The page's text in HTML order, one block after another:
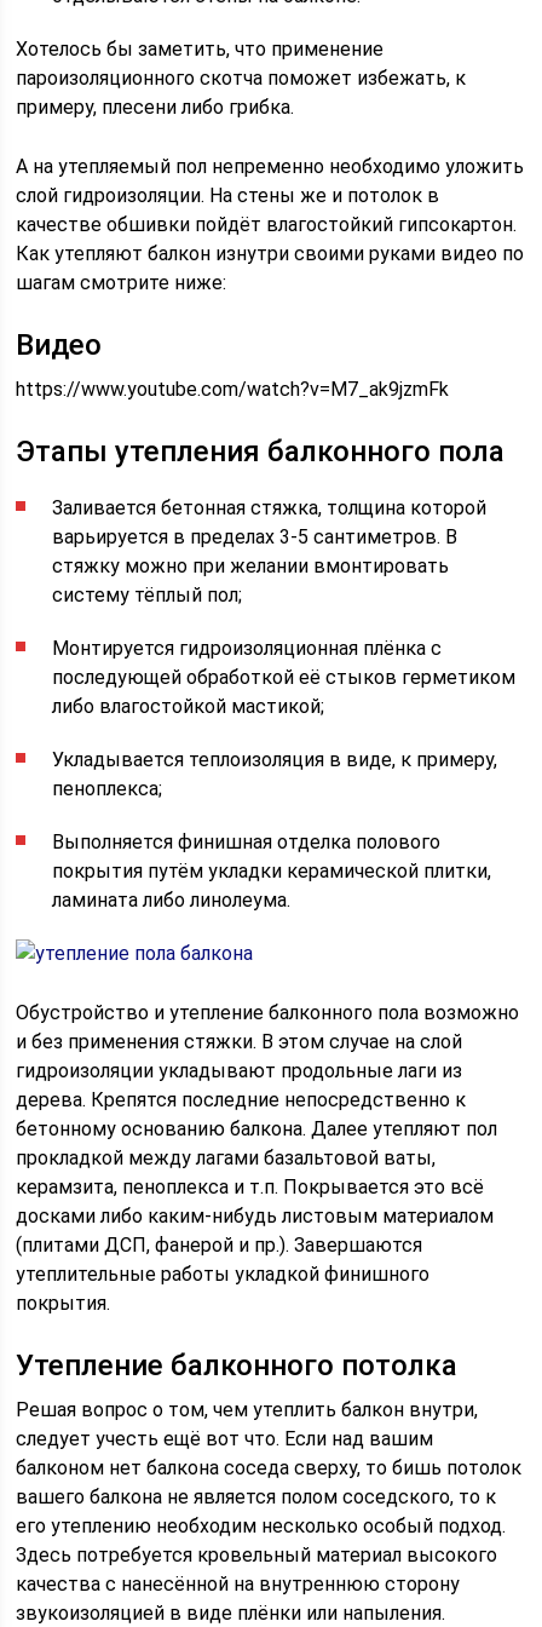
Хотелось бы заметить, что применение
пароизоляционного скотча поможет избежать, к
примеру, плесени либо грибка.
А на утепляемый пол непременно необходимо уложить
слой гидроизоляции. На стены же и потолок в
качестве обшивки пойдёт влагостойкий гипсокартон.
Как утепляют балкон изнутри своими руками видео по
шагам смотрите ниже:
Видео
https://www.youtube.com/watch?v=M7_ak9jzmFk
Этапы утепления балконного пола
Заливается бетонная стяжка, толщина которой
варьируется в пределах 3-5 сантиметров. В
стяжку можно при желании вмонтировать
систему тёплый пол;
Монтируется гидроизоляционная плёнка с
последующей обработкой её стыков герметиком
либо влагостойкой мастикой;
Укладывается теплоизоляция в виде, к примеру,
пеноплекса;
Выполняется финишная отделка полового
покрытия путём укладки керамической плитки,
ламината либо линолеума.
Обустройство и утепление балконного пола возможно
и без применения стяжки. В этом случае на слой
гидроизоляции укладывают продольные лаги из
дерева. Крепятся последние непосредственно к
бетонному основанию балкона. Далее утепляют пол
прокладкой между лагами базальтовой ваты,
керамзита, пеноплекса и т.п. Покрывается это всё
досками либо каким-нибудь листовым материалом
(плитами ДСП, фанерой и пр.). Завершаются
утеплительные работы укладкой финишного
покрытия.
Утепление балконного потолка
Решая вопрос о том, чем утеплить балкон внутри,
следует учесть ещё вот что. Если над вашим
балконом нет балкона соседа сверху, то бишь потолок
вашего балкона не является полом соседского, то к
его утеплению необходим несколько особый подход.
Здесь потребуется кровельный материал высокого
качества с нанесённой на внутреннюю сторону
звукоизоляцией в виде плёнки или напыления.